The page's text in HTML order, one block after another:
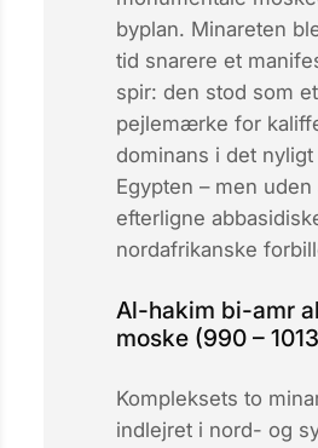
byplan. Minareten
tid snarere et
spir: den stod som
pejlemærke for
dominans i det
Egypten – men uden
efterligne
nordafrikanske
Al-hakim bi-amr
moske (990 –
Kompleksets to
indlejret i nord- og